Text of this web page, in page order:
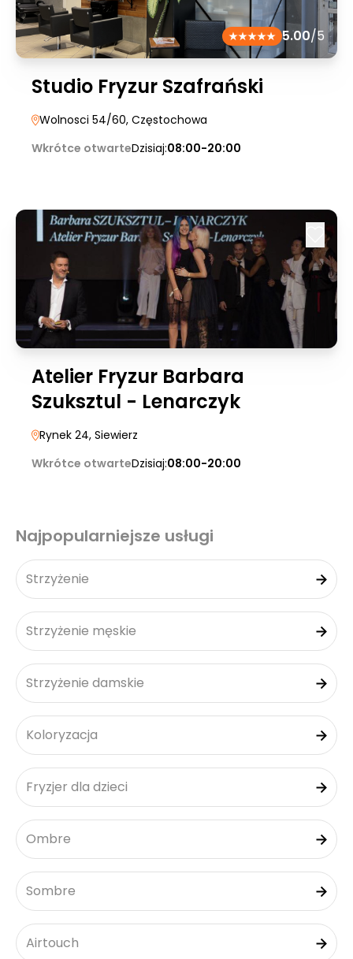
5.00/5
Studio Fryzur Szafrański
Wolnosci 54/60, Częstochowa
Wkrótce otwarteDzisiaj:08:00-20:00
Atelier Fryzur Barbara
Szuksztul - Lenarczyk
Rynek 24, Siewierz
Wkrótce otwarteDzisiaj:08:00-20:00
Najpopularniejsze usługi
Strzyżenie
Strzyżenie męskie
Strzyżenie damskie
Koloryzacja
Fryzjer dla dzieci
Ombre
Sombre
Airtouch